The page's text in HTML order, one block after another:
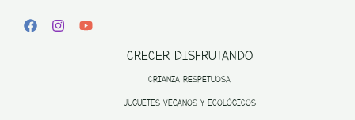
CRECER DISFRUTANDO
CRIANZA RESPETUOSA
JUGUETES VEGANOS Y ECOLÓGICOS